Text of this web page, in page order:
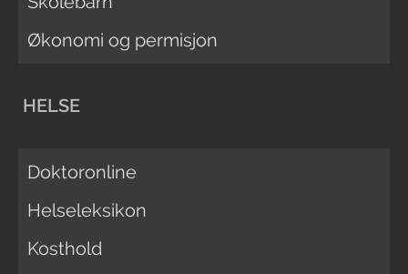
Økonomi og permisjon
HELSE
Doktoronline
Helseleksikon
Kosthold